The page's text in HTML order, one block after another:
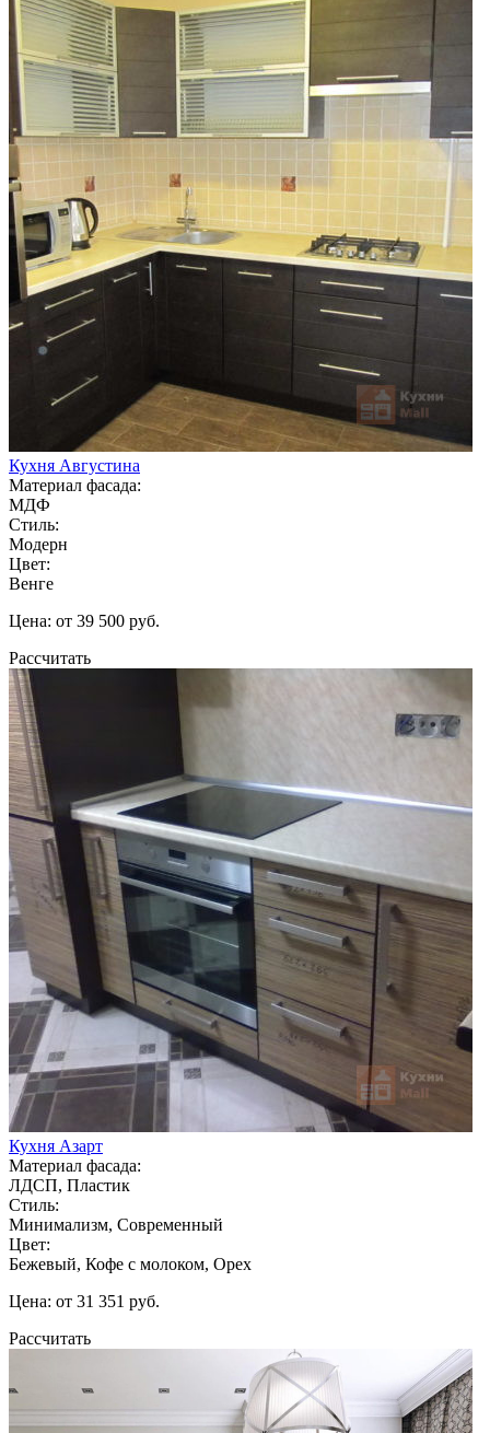
Кухня Августина
Материал фасада:
МДФ
Стиль:
Модерн
Цвет:
Венге
Цена: от 39 500 руб.
Рассчитать
Кухня Азарт
Материал фасада:
ЛДСП, Пластик
Стиль:
Минимализм, Современный
Цвет:
Бежевый, Кофе с молоком, Орех
Цена: от 31 351 руб.
Рассчитать